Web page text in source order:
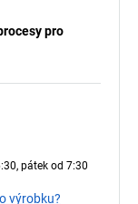
pro
pátek od 7:30
výrobku?